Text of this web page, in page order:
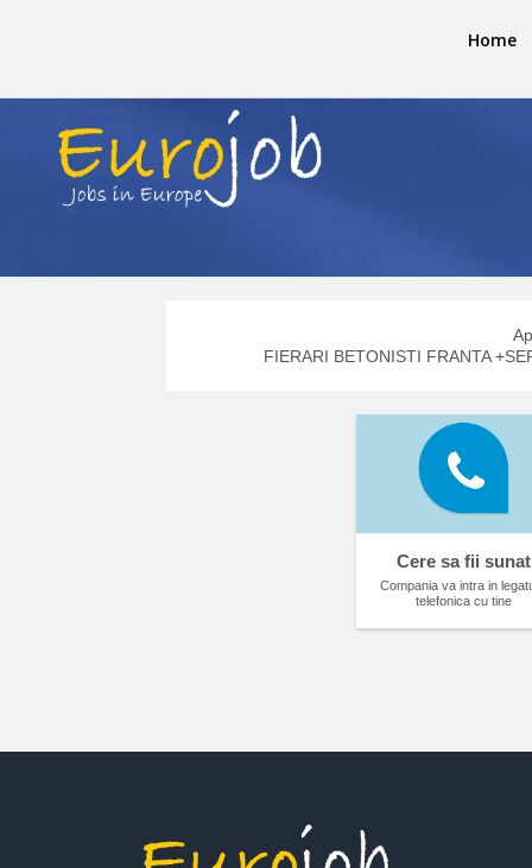
Home
FIERARI BETONISTI FRANTA
Cere sa fii sunat
Compania va intra in
telefonica cu tine